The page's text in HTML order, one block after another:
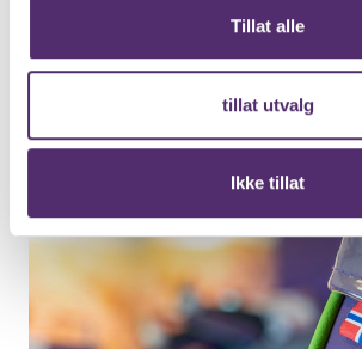
Tillat alle
tillat utvalg
Ikke tillat